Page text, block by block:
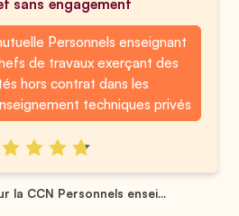
sans engagement
Personnels enseignant
de travaux exerçant des
hors contrat dans les
techniques privés
la CCN Personnels ensei...